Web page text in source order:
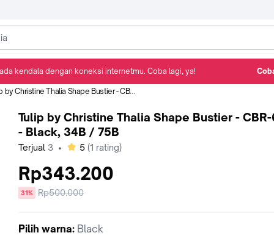
Christine Thalia Shape Bustier - CBR-6076 - Black, 34B / 75B
Tulip by Christine Thalia Shape Bustier -
- Black, 34B / 75B
Terjual 3 • bintang
5 (1 rating)
Rp343.200
diskon
31%
Harga
Rp500.000
Pilih warna: Black
kendala dengan koneksi internetmu. Coba lagi, ya!